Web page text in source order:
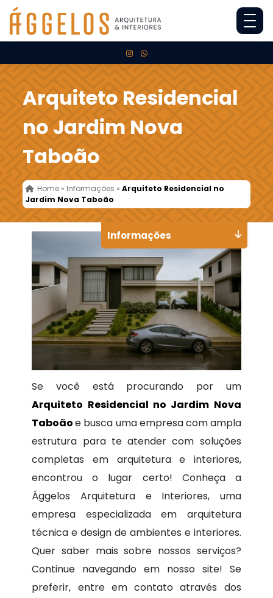
Arquiteto Residencial
no Jardim Nova
Taboão
Home » Informações »Arquiteto Residencial no
Jardim Nova Taboão
Se você está procurando por um
Arquiteto Residencial no Jardim Nova
Taboãoe busca uma empresa com ampla
estrutura para te atender com soluções
completas em arquitetura e interiores,
encontrou o lugar certo! Conheça a
Ággelos Arquitetura e Interiores, uma
empresa especializada em arquitetura
técnica e design de ambientes e interiores.
Quer saber mais sobre nossos serviços?
Continue navegando em nosso site! Se
preferir, entre em contato através dos
Informações